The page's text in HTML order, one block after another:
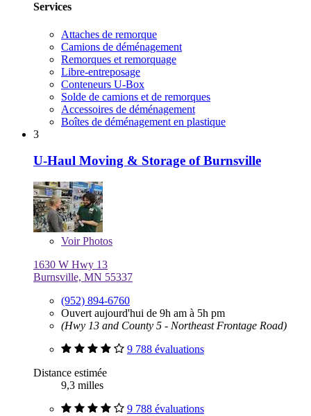
Services
Attaches de remorque
Camions de déménagement
Remorques et remorquage
Libre-entreposage
Conteneurs U-Box
Solde de camions et de remorques
Accessoires de déménagement
Boîtes de déménagement en plastique
3
U-Haul Moving & Storage of Burnsville
VoirPhotos
1630 W Hwy 13
Burnsville, MN 55337
(952) 894-6760
Ouvert aujourd'hui de 9h am à 5h pm
(Hwy 13 and County 5 - Northeast Frontage Road)
9 788 évaluations
Distance estimée
9,3 milles
9 788 évaluations